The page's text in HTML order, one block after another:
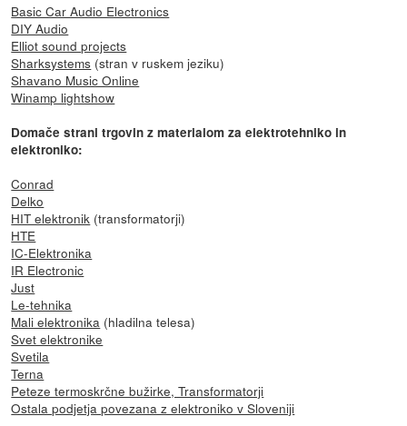
Basic Car Audio Electronics
DIY Audio
Elliot sound projects
Sharksystems (stran v ruskem jeziku)
Shavano Music Online
Winamp lightshow
Domače strani trgovin z materialom za elektrotehniko in
elektroniko:
Conrad
Delko
HIT elektronik (transformatorji)
HTE
IC-Elektronika
IR Electronic
Just
Le-tehnika
Mali elektronika (hladilna telesa)
Svet elektronike
Svetila
Terna
Peteze termoskrčne bužirke, Transformatorji
Ostala podjetja povezana z elektroniko v Sloveniji